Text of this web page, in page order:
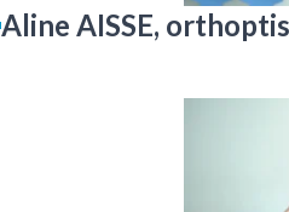
Aline AISSE,